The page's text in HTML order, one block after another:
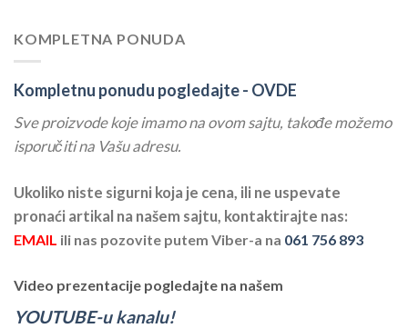
KOMPLETNA PONUDA
Kompletnu ponudu pogledajte - OVDE
Sve proizvode koje imamo na ovom sajtu, takođe možemo
isporučiti na Vašu adresu.
Ukoliko niste sigurni koja je cena, ili ne uspevate
pronaći artikal na našem sajtu, kontaktirajte nas:
EMAIL ili nas pozovite putem Viber-a na 061 756 893
Video prezentacije pogledajte na našem
YOUTUBE-u kanalu!